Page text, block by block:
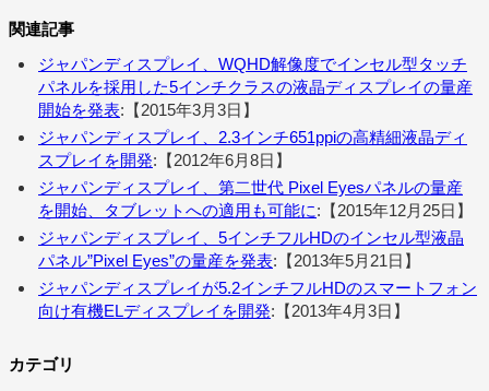
関連記事
ジャパンディスプレイ、WQHD解像度でインセル型タッチ
パネルを採用した5インチクラスの液晶ディスプレイの量産
開始を発表:【2015年3月3日】
ジャパンディスプレイ、2.3インチ651ppiの高精細液晶ディ
スプレイを開発:【2012年6月8日】
ジャパンディスプレイ、第二世代 Pixel Eyesパネルの量産
を開始、タブレットへの適用も可能に:【2015年12月25日】
ジャパンディスプレイ、5インチフルHDのインセル型液晶
パネル”Pixel Eyes”の量産を発表:【2013年5月21日】
ジャパンディスプレイが5.2インチフルHDのスマートフォン
向け有機ELディスプレイを開発:【2013年4月3日】
カテゴリ